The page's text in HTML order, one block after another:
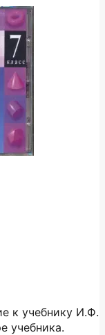
к учебнику И.Ф.
учебника.